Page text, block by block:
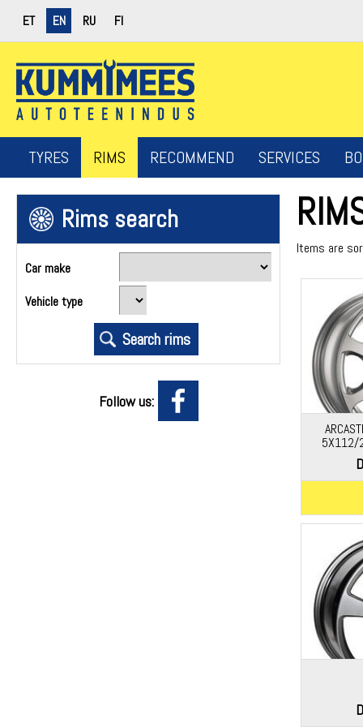
ET EN RU FI
TYRES RIMS RECOMMEND SERVICES
Rims search
Car make
Vehicle type
Follow us:
Items are
5X112/